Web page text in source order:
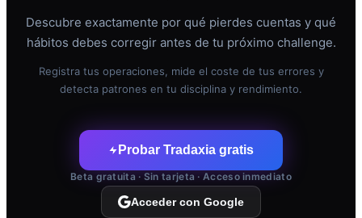
Descubre exactamente por qué pierdes cuentas y qué
hábitos debes corregir antes de tu próximo challenge.
Registra tus operaciones, mide el coste de tus errores y
detecta patrones en tu disciplina y rendimiento.
Probar Tradaxia gratis
Beta gratuita · Sin tarjeta · Acceso inmediato
Acceder con Google